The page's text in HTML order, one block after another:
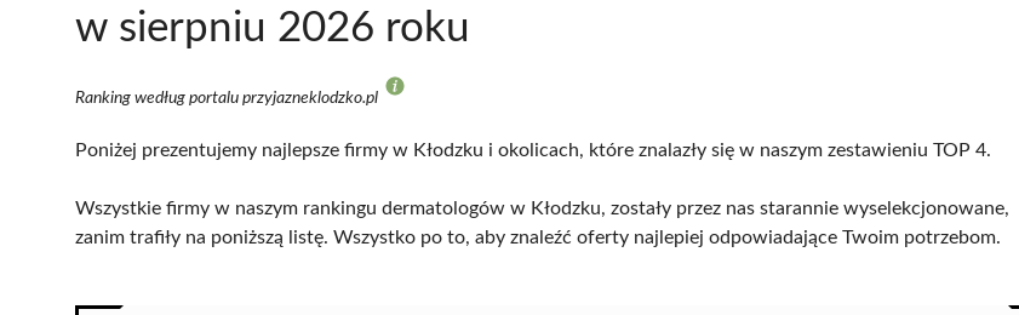
w sierpniu 2026 roku
Ranking według portalu przyjazneklodzko.pl
Poniżej prezentujemy najlepsze firmy w Kłodzku i okolicach, które znalazły się w naszym zestawieniu TOP 4.
Wszystkie firmy w naszym rankingu dermatologów w Kłodzku, zostały przez nas starannie wyselekcjonowane,
zanim trafiły na poniższą listę. Wszystko po to, aby znaleźć oferty najlepiej odpowiadające Twoim potrzebom.